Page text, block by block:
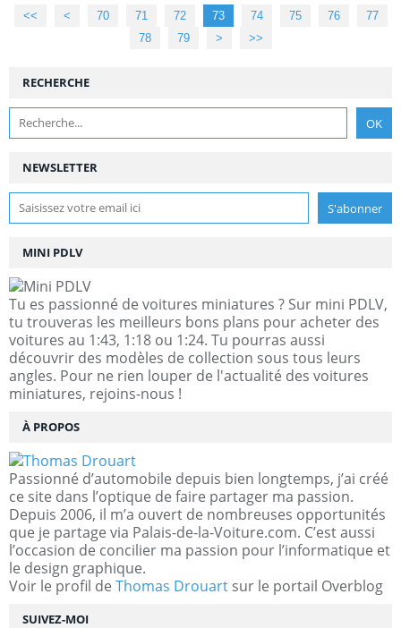
<< < 10
20
30
40
50
60
70 71 72 73 74 75 76
77
78
79 > >>
NEWSLETTER
SUIVEZ-MOI
RECHERCHE
MINI PDLV
Tu es passionné de voitures miniatures ? Sur mini PDLV,
tu trouveras les meilleurs bons plans pour acheter des
voitures au 1:43, 1:18 ou 1:24. Tu pourras aussi
découvrir des modèles de collection sous tous leurs
angles. Pour ne rien louper de l'actualité des voitures
miniatures, rejoins-nous !
À PROPOS
Passionné d’automobile depuis bien longtemps, j’ai créé
ce site dans l’optique de faire partager ma passion.
Depuis 2006, il m’a ouvert de nombreuses opportunités
que je partage via Palais-de-la-Voiture.com. C’est aussi
l’occasion de concilier ma passion pour l’informatique et
le design graphique.
Voir le profil de Thomas Drouart sur le portail Overblog